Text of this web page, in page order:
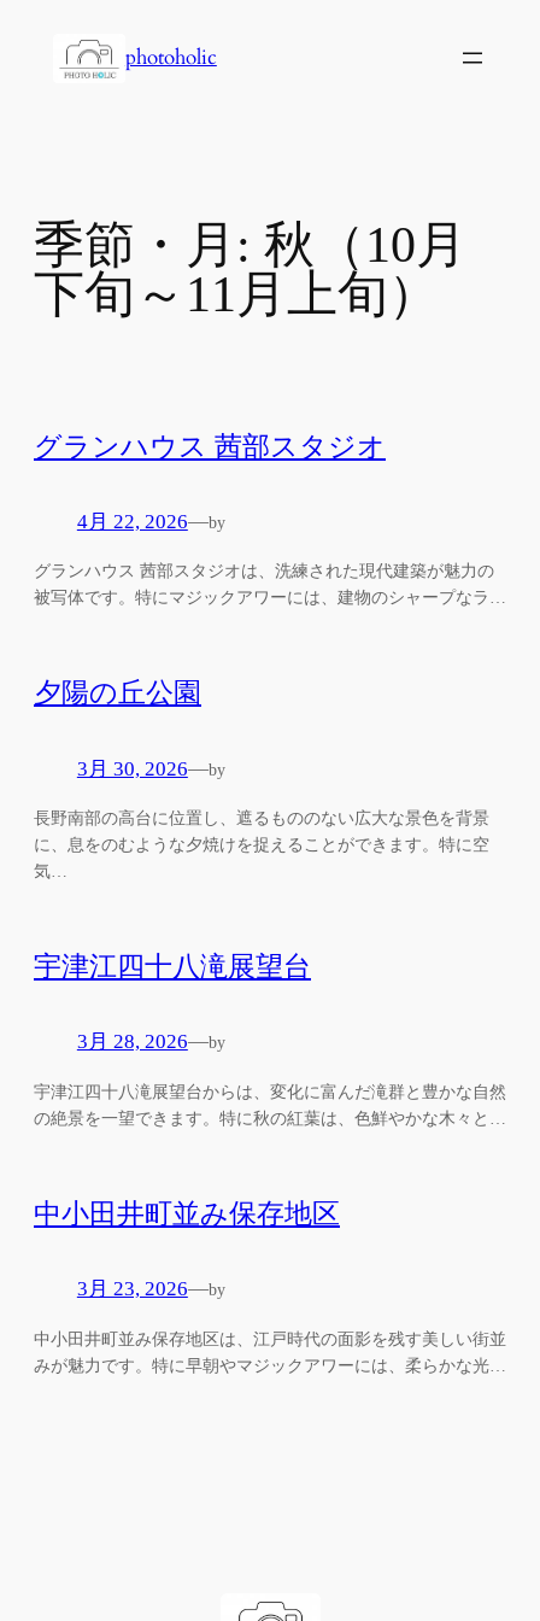
photoholic
季節・月: 秋（10月
下旬～11月上旬）
グランハウス 茜部スタジオ
4月 22, 2026—by
グランハウス 茜部スタジオは、洗練された現代建築が魅力の
被写体です。特にマジックアワーには、建物のシャープなラ…
夕陽の丘公園
3月 30, 2026—by
長野南部の高台に位置し、遮るもののない広大な景色を背景
に、息をのむような夕焼けを捉えることができます。特に空
気…
宇津江四十八滝展望台
3月 28, 2026—by
宇津江四十八滝展望台からは、変化に富んだ滝群と豊かな自然
の絶景を一望できます。特に秋の紅葉は、色鮮やかな木々と…
中小田井町並み保存地区
3月 23, 2026—by
中小田井町並み保存地区は、江戸時代の面影を残す美しい街並
みが魅力です。特に早朝やマジックアワーには、柔らかな光…